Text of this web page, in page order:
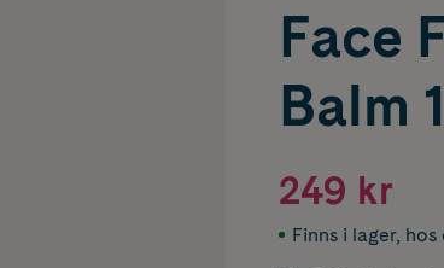
Face
Balm
249 kr
Finns i lager, hos